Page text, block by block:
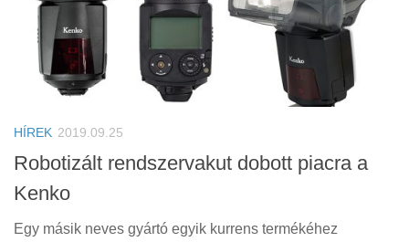
HÍREK 2019.09.25
Robotizált rendszervakut dobott piacra a
Kenko
Egy másik neves gyártó egyik kurrens termékéhez